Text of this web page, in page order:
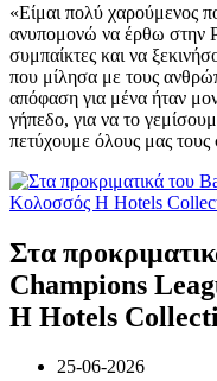
«Είμαι πολύ χαρούμενος
ανυπομονώ να έρθω στην
συμπαίκτες και να
που μίλησα με τους
απόφαση για μένα ήταν
γήπεδο, για να το
πετύχουμε όλους μας τους
Στα
Champions
H Hotels
25-06-2026